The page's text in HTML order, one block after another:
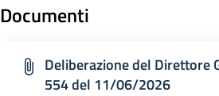
Documenti
Deliberazione del Direttore
554 del 11/06/2026